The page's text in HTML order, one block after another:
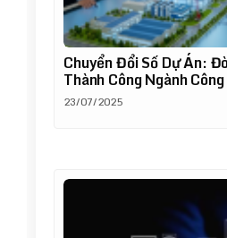
Chuyển Đổi Số Dự Án:
Thành Công Ngành
23/07/2025